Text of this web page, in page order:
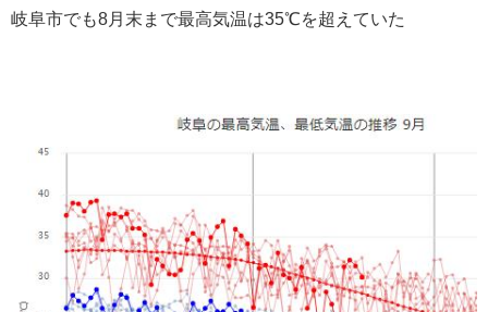
岐阜市でも8月末まで最高気温は35℃を超えていた